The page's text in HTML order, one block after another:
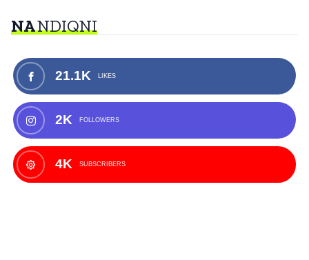
NANDIQNI
21.1K LIKES
2K FOLLOWERS
4K SUBSCRIBERS